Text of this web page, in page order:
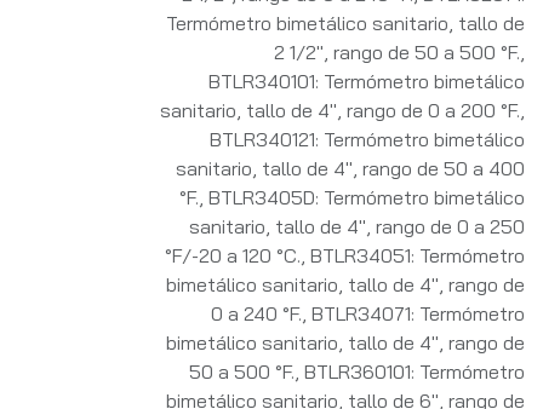
Termómetro bimetálico sanitario, tallo de
2 1/2", rango de 50 a 500 °F.
BTLR340101: Termómetro bimetálico
sanitario, tallo de 4", rango de 0 a 200 °F.
BTLR340121: Termómetro bimetálico
sanitario, tallo de 4", rango de 50 a 400
°F. BTLR3405D: Termómetro bimetálico
sanitario, tallo de 4", rango de 0 a 250
°F/-20 a 120 °C. BTLR34051: Termómetro
bimetálico sanitario, tallo de 4", rango de
0 a 240 °F. BTLR34071: Termómetro
bimetálico sanitario, tallo de 4", rango de
50 a 500 °F. BTLR360101: Termómetro
bimetálico sanitario, tallo de 6", rango de